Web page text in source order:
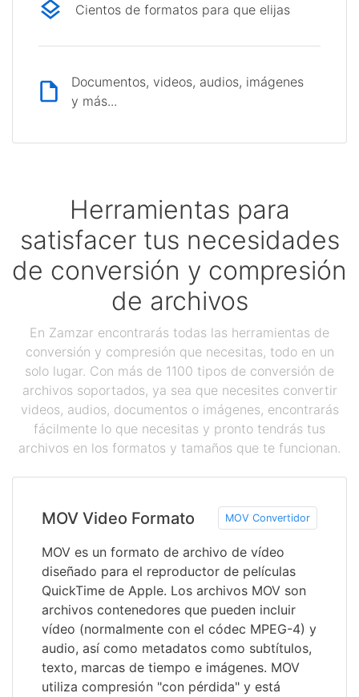
Cientos de formatos para que elijas
Documentos, videos, audios, imágenes
y más...
Herramientas para
satisfacer tus necesidades
de conversión y compresión
de archivos
En Zamzar encontrarás todas las herramientas de
conversión y compresión que necesitas, todo en un
solo lugar. Con más de 1100 tipos de conversión de
archivos soportados, ya sea que necesites convertir
videos, audios, documentos o imágenes, encontrarás
fácilmente lo que necesitas y pronto tendrás tus
archivos en los formatos y tamaños que te funcionan.
MOV Video Formato MOV Convertidor
MOV es un formato de archivo de vídeo
diseñado para el reproductor de películas
QuickTime de Apple. Los archivos MOV son
archivos contenedores que pueden incluir
vídeo (normalmente con el códec MPEG-4) y
audio, así como metadatos como subtítulos,
texto, marcas de tiempo e imágenes. MOV
utiliza compresión "con pérdida" y está